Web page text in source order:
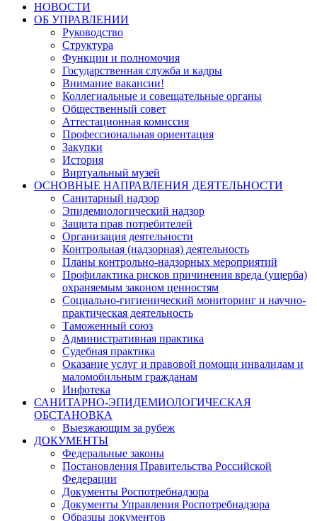
НОВОСТИ
ОБ УПРАВЛЕНИИ
Руководство
Структура
Функции и полномочия
Государственная служба и кадры
Внимание вакансии!
Коллегиальные и совещательные органы
Общественный совет
Аттестационная комиссия
Профессиональная ориентация
Закупки
История
Виртуальный музей
ОСНОВНЫЕ НАПРАВЛЕНИЯ ДЕЯТЕЛЬНОСТИ
Санитарный надзор
Эпидемиологический надзор
Защита прав потребителей
Организация деятельности
Контрольная (надзорная) деятельность
Планы контрольно-надзорных мероприятий
Профилактика рисков причинения вреда (ущерба)
охраняемым законом ценностям
Социально-гигиенический мониторинг и научно-
практическая деятельность
Таможенный союз
Административная практика
Судебная практика
Оказание услуг и правовой помощи инвалидам и
маломобильным гражданам
Инфотека
САНИТАРНО-ЭПИДЕМИОЛОГИЧЕСКАЯ
ОБСТАНОВКА
Выезжающим за рубеж
ДОКУМЕНТЫ
Федеральные законы
Постановления Правительства Российской
Федерации
Документы Роспотребнадзора
Документы Управления Роспотребнадзора
Образцы документов